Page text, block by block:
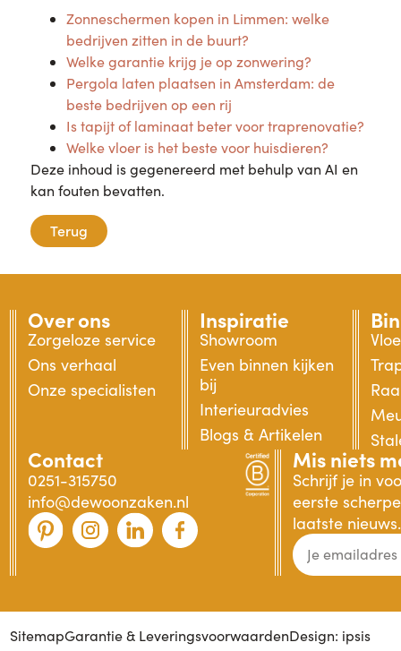
Zonneschermen kopen in Limmen: welke
bedrijven zitten in de buurt?
Welke garantie krijg je op zonwering?
Pergola laten plaatsen in Amsterdam: de
beste bedrijven op een rij
Is tapijt of laminaat beter voor traprenovatie?
Welke vloer is het beste voor huisdieren?
Deze inhoud is gegenereerd met behulp van AI en
kan fouten bevatten.
Terug
Over ons
Zorgeloze service
Ons verhaal
Onze specialisten
Inspiratie
Showroom
Even binnen kijken
bij
Interieuradvies
Blogs & Artikelen
Contact
0251-315750
info@dewoonzaken.nl
Mis niets
Schrijf je in
eerste
laatste nieuws.
SitemapGarantie & LeveringsvoorwaardenDesign: ipsis